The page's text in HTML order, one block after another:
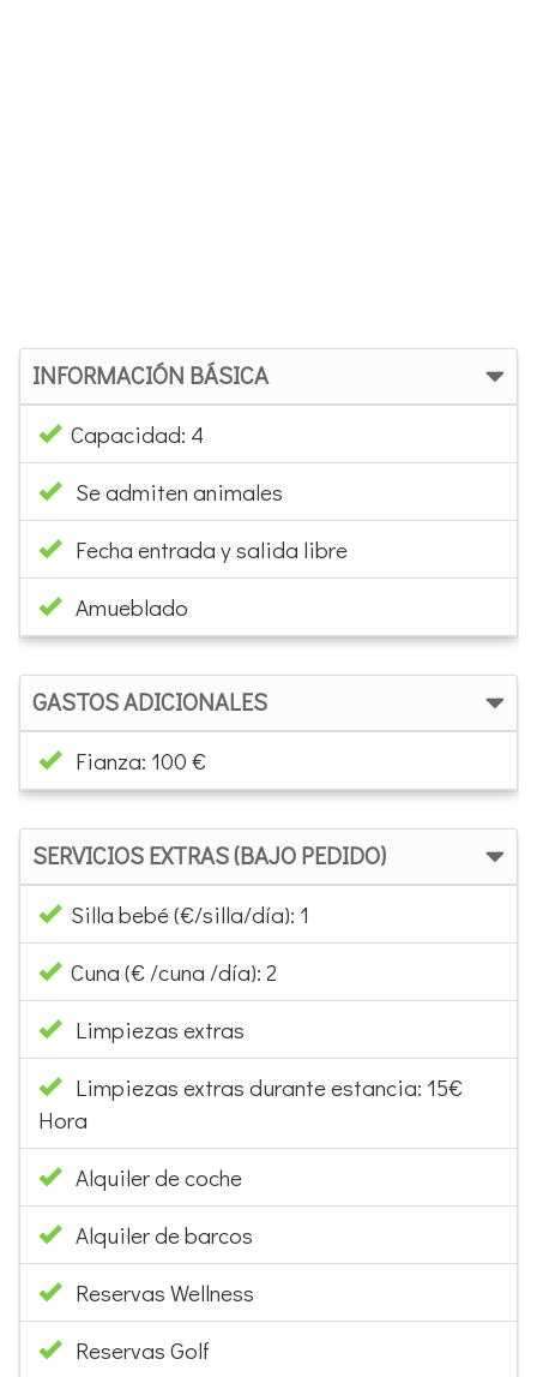
INFORMACIÓN BÁSICA
Capacidad: 4
Se admiten animales
Fecha entrada y salida libre
Amueblado
GASTOS ADICIONALES
Fianza: 100 €
SERVICIOS EXTRAS (BAJO PEDIDO)
Silla bebé (€/silla/día): 1
Cuna (€ /cuna /día): 2
Limpiezas extras
Limpiezas extras durante estancia: 15€
Hora
Alquiler de coche
Alquiler de barcos
Reservas Wellness
Reservas Golf